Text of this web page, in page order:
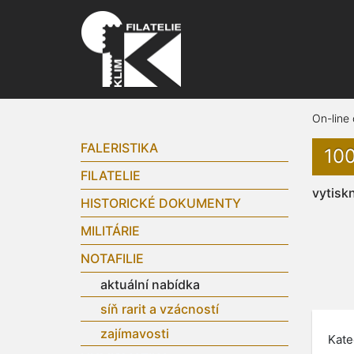
FALERISTIKA
FILATELIE
HISTORICKÉ DOKUMENTY
MILITÁRIE
NOTAFILIE
aktuální nabídka
síň rarit a vzácností
zajímavosti
On-line